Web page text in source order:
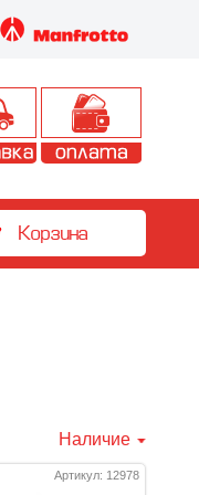
Корзина
Наличие
Артикул: 12978